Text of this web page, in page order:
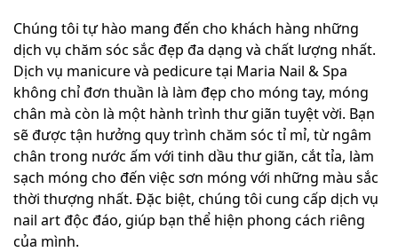
Chúng tôi tự hào mang đến cho khách hàng những
dịch vụ chăm sóc sắc đẹp đa dạng và chất lượng nhất.
Dịch vụ manicure và pedicure tại Maria Nail & Spa
không chỉ đơn thuần là làm đẹp cho móng tay, móng
chân mà còn là một hành trình thư giãn tuyệt vời. Bạn
sẽ được tận hưởng quy trình chăm sóc tỉ mỉ, từ ngâm
chân trong nước ấm với tinh dầu thư giãn, cắt tỉa, làm
sạch móng cho đến việc sơn móng với những màu sắc
thời thượng nhất. Đặc biệt, chúng tôi cung cấp dịch vụ
nail art độc đáo, giúp bạn thể hiện phong cách riêng
của mình.